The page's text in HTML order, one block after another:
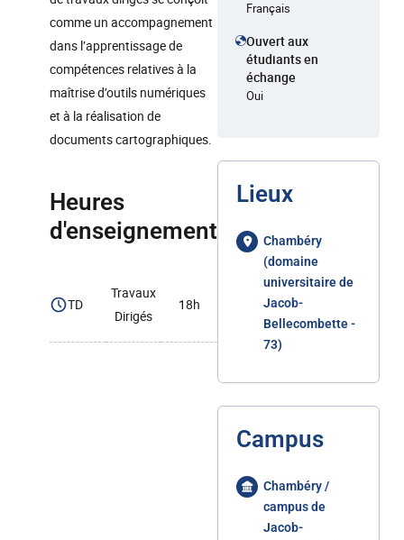
comme un accompagnement
dans l’apprentissage de
compétences relatives à la
maîtrise d’outils numériques
et à la réalisation de
documents cartographiques.
Heures
d'enseignement
TD
Travaux
Dirigés
18h
Français
Ouvert aux
étudiants en
échange
Oui
Lieux
Chambéry
(domaine
universitaire de
Jacob-
Bellecombette -
73)
Campus
Chambéry /
campus de
Jacob-